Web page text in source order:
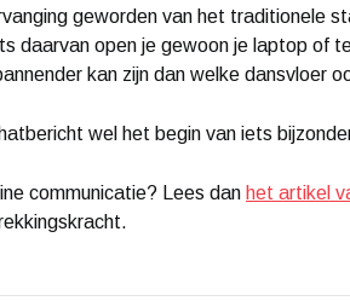
geworden van het traditionele
daarvan open je gewoon je laptop of
kan zijn dan welke dansvloer
wel het begin van iets
communicatie? Lees dan het artikel